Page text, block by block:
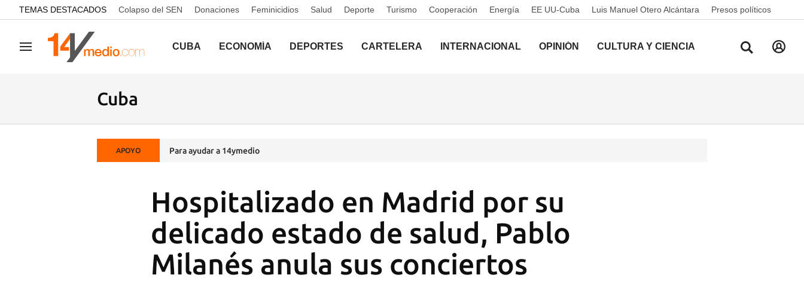
common.go-to-content
TEMAS DESTACADOS Colapso del SEN Donaciones Feminicidios Salud Deporte Turismo Cooperación Energía EE UU-Cuba Luis Manuel Otero Alcántara Presos políticos
Navegación CUBA ECONOMÍA DEPORTES CARTELERA INTERNACIONAL OPINIÓN CULTURA Y CIENCIA
Cuba
APOYO Para ayudar a 14ymedio
Hospitalizado en Madrid por su
delicado estado de salud, Pablo
Milanés anula sus conciertos